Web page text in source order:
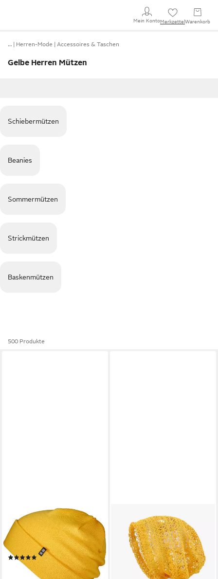
Mein KontoMerkzettel Warenkorb
… Herren-Mode Accessoires & Taschen
Gelbe Herren Mützen
Schiebermützen
Beanies
Sommermützen
Strickmützen
Baskenmützen
500 Produkte
ENTER THE COMPLEX
Beanie Mütze, Damen und
Herren 100% Merino Wolle, 2-
Lagig gestrickt
(2)
31,90 €
lieferbar - in 4-5 Werktagen bei dir
Beanie Damen Sommer-
Strickmützen Handgemacht
Häkelmütze Slouch Beanie
Mütze
20,06 € 30,06 €